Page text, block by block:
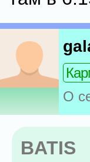
О
BATIS